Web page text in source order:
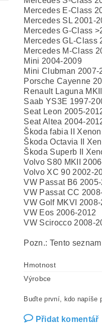
Mercedes E-Class
Mercedes SL 2001-
Mercedes G-Class
Mercedes GL-Class
Mercedes M-Class
Mini 2004-2009
Mini Clubman 2007-
Porsche Cayenne
Renault Laguna
Saab YS3E 1997-
Seat Leon 2005-
Seat Altea 2004-
Škoda fabia II Xenon
Škoda Octavia II
Škoda Superb II
Volvo S80 MKII
Volvo XC 90 2002-
VW Passat B6 2005-
VW Passat CC
VW Golf MKVI 2008-
VW Eos 2006-2012
VW Scirocco 2008-
Pozn.: Tento
Hmotnost
Výrobce
Buďte první, kdo napíše
Přidat komentář